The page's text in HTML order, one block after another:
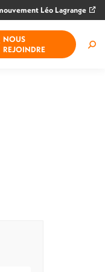
Léo Lagrange
NOUS
REJOINDRE